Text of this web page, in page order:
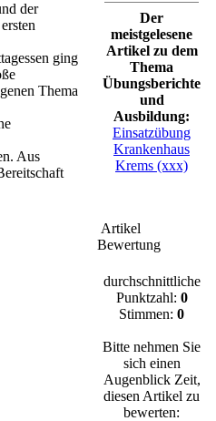
der
ging
Thema
Aus
Der
meistgelesene
Artikel zu dem
Thema
Übungsberichte
und
Ausbildung:
Einsatzübung
Krankenhaus
Krems (xxx)
Artikel
Bewertung
durchschnittliche
Punktzahl: 0
Stimmen: 0
Bitte nehmen Sie
sich einen
Augenblick Zeit,
diesen Artikel zu
bewerten: